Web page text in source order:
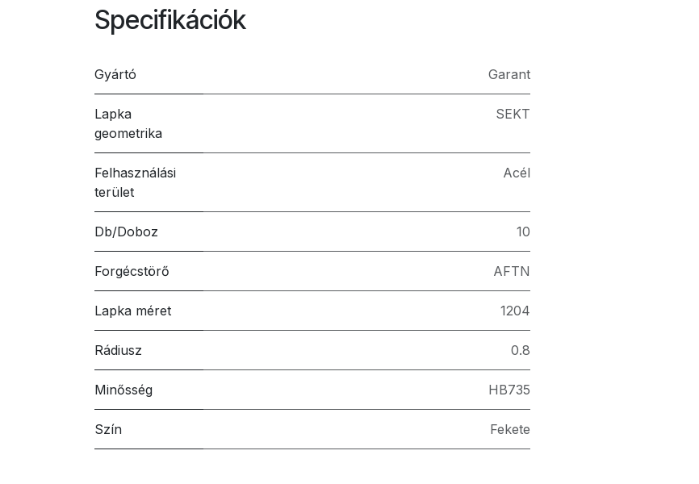
Specifikációk
Gyártó Garant
Lapka
geometrika
SEKT
Felhasználási
terület
Acél
Db/Doboz 10
Forgécstörő AFTN
Lapka méret 1204
Rádiusz 0.8
Minősség HB735
Szín Fekete